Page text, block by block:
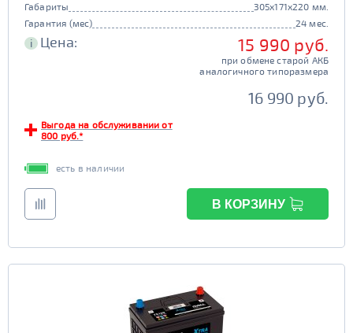
Габариты
305x171x220 мм.
Гарантия (мес)
24 мес.
i Цена: 15 990 руб.
при обмене старой АКБ
аналогичного типоразмера
16 990 руб.
Выгода на обслуживании от
800 руб.*
есть в наличии
В КОРЗИНУ